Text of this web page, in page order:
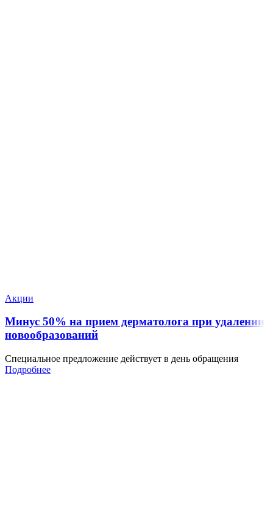
Акции
Минус 50% на прием дерматолога при удалении
новообразований
Специальное предложение действует в день обращения
Подробнее